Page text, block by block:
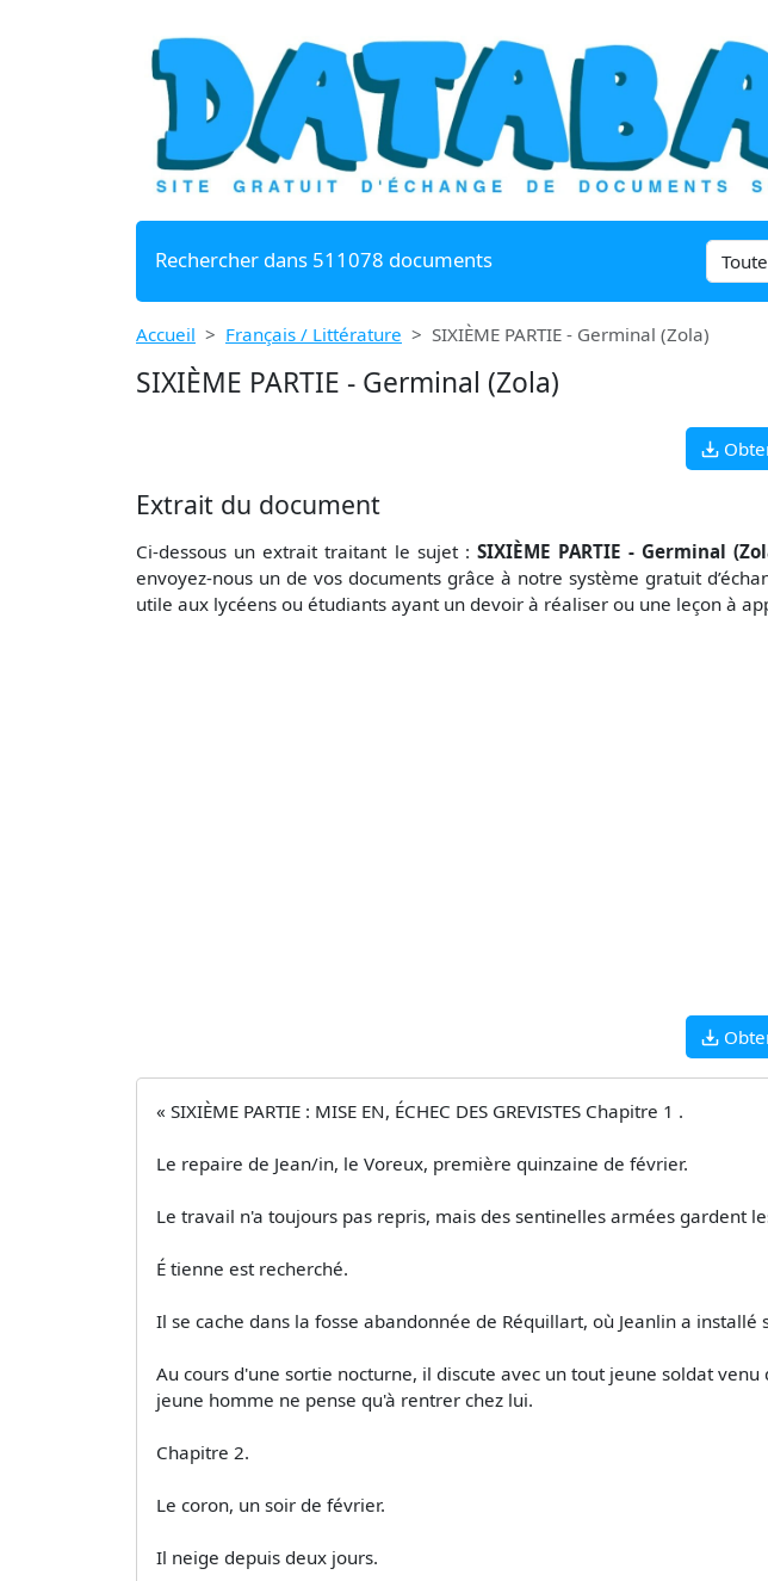
Rechercher dans 511078 documents
Accueil Français / Littérature SIXIÈME PARTIE - Germinal (Zola)
SIXIÈME PARTIE - Germinal (Zola)
Extrait du document
Ci-dessous un extrait traitant le sujet : SIXIÈME PARTIE - Germinal
envoyez-nous un de vos documents grâce à notre système gratuit
utile aux lycéens ou étudiants ayant un devoir à réaliser ou une leçon à
« SIXIÈME PARTIE : MISE EN, ÉCHEC DES GREVISTES Chapitre 1 .
Le repaire de Jean/in, le Voreux, première quinzaine de février.
Le travail n'a toujours pas repris, mais des sentinelles armées gardent
É tienne est recherché.
Il se cache dans la fosse abandonnée de Réquillart, où Jeanlin a installé
Au cours d'une sortie nocturne, il discute avec un tout jeune soldat
jeune homme ne pense qu'à rentrer chez lui.
Chapitre 2.
Le coron, un soir de février.
Il neige depuis deux jours.